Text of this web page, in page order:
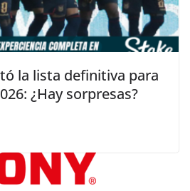
la lista definitiva para
¿Hay sorpresas?